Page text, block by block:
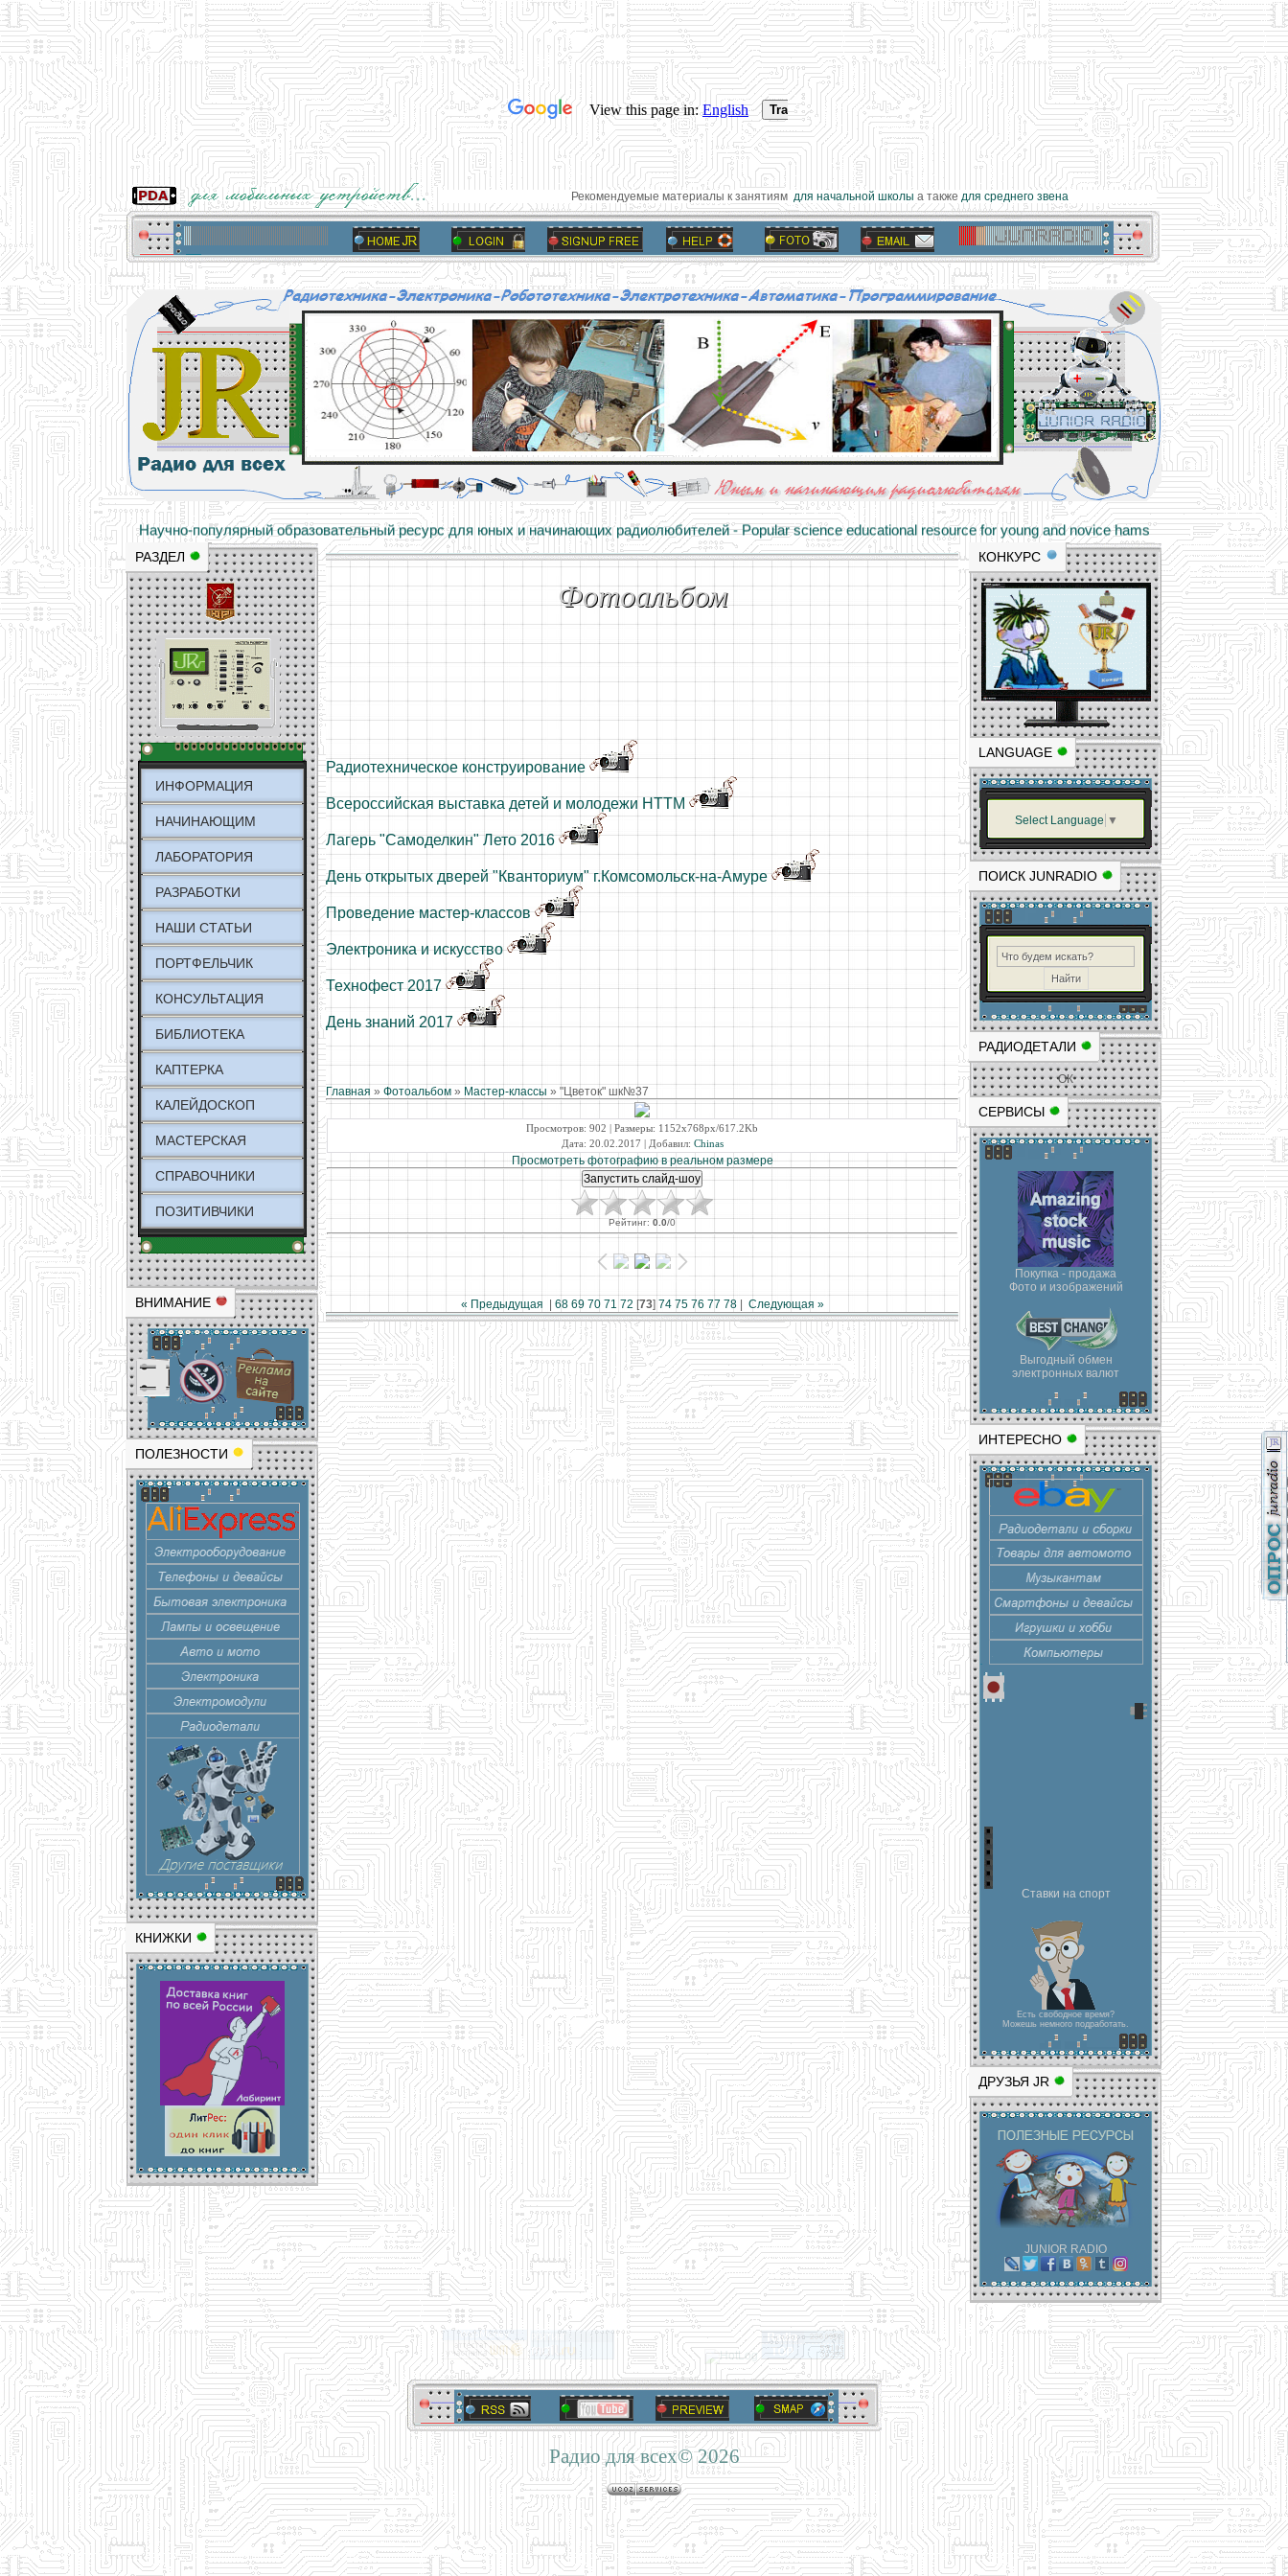
Рекомендуемые материалы к занятиямдля начальной школыа такжедля среднего звена
Научно-популярный образовательный ресурс для юных и начинающих радиолюбителей - Popular science educational resource for young and novice hams
Основы электричества, учебные материалы и опыт профессионалов - Basics of electricity, educational materials and professional experience
РАЗДЕЛ
ИНФОРМАЦИЯ
НАЧИНАЮЩИМ
ЛАБОРАТОРИЯ
РАЗРАБОТКИ
НАШИ СТАТЬИ
ПОРТФЕЛЬЧИК
КОНСУЛЬТАЦИЯ
БИБЛИОТЕКА
КАПТЕРКА
КАЛЕЙДОСКОП
МАСТЕРСКАЯ
СПРАВОЧНИКИ
ПОЗИТИВЧИКИ
ВНИМАНИЕ
ПОЛЕЗНОСТИ
КНИЖКИ
КОНКУРС
LANGUAGE
Select Language ▼
ПОИСК JUNRADIO
РАДИОДЕТАЛИ
ОК
СЕРВИСЫ
Покупка - продажа
Фото и изображений
Выгодный обмен
электронных валют
ИНТЕРЕСНО
Ставки на спорт
Есть свободное время?
Можешь немного подработать.
ДРУЗЬЯ JR
JUNIOR RADIO
Фотоальбом
Радиотехническое конструирование
Всероссийская выставка детей и молодежи НТТМ
Лагерь "Самоделкин" Лето 2016
День открытых дверей "Кванториум" г.Комсомольск-на-Амуре
Проведение мастер-классов
Электроника и искусство
Технофест 2017
День знаний 2017
Главная » Фотоальбом » Мастер-классы » "Цветок" шк№37
Просмотров: 902 | Размеры: 1152x768px/617.2Kb
Дата: 20.02.2017 | Добавил: Chinas
Просмотреть фотографию в реальном размере
Рейтинг:0.0/0
« Предыдущая 68 69 70 71 72 [73] 74 75 76 77 78| Следующая »
Радио для всех© 2026